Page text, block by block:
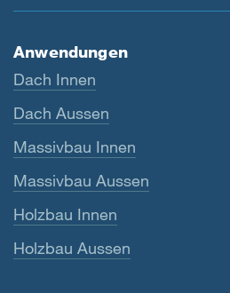
Anwendungen
Dach Innen
Dach Aussen
Massivbau Innen
Massivbau Aussen
Holzbau Innen
Holzbau Aussen